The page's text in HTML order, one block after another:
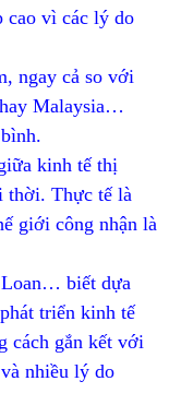
cao vì các lý do
ngay cả so với
Malaysia…
kinh tế thị
thời. Thực tế là
giới công nhận là
biết dựa
triển kinh tế
cách gắn kết với
nhiều lý do